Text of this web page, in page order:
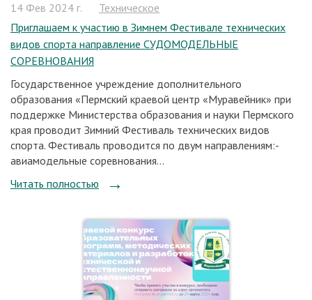
14 Фев 2024 г.
Техническое
Приглашаем к участию в Зимнем Фестивале технических
видов спорта направление СУДОМОДЕЛЬНЫЕ
СОРЕВНОВАНИЯ
Государственное учреждение дополнительного
образования «Пермский краевой центр «Муравейник» при
поддержке Министерства образования и науки Пермского
края проводит Зимний Фестиваль технических видов
спорта. Фестиваль проводится по двум направлениям:-
авиамодельные соревнования...
Читать полностью